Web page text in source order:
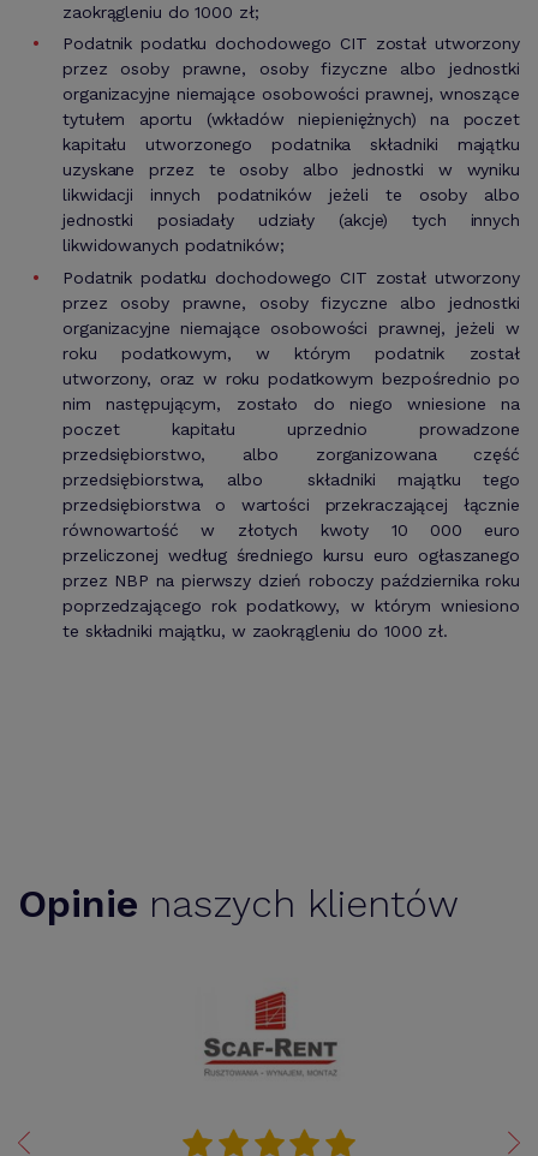
zaokrągleniu do 1000 zł;
Podatnik podatku dochodowego CIT został utworzony
przez osoby prawne, osoby fizyczne albo jednostki
organizacyjne niemające osobowości prawnej, wnoszące
tytułem aportu (wkładów niepieniężnych) na poczet
kapitału utworzonego podatnika składniki majątku
uzyskane przez te osoby albo jednostki w wyniku
likwidacji innych podatników jeżeli te osoby albo
jednostki posiadały udziały (akcje) tych innych
likwidowanych podatników;
Podatnik podatku dochodowego CIT został utworzony
przez osoby prawne, osoby fizyczne albo jednostki
organizacyjne niemające osobowości prawnej, jeżeli w
roku podatkowym, w którym podatnik został
utworzony, oraz w roku podatkowym bezpośrednio po
nim następującym, zostało do niego wniesione na
poczet kapitału uprzednio prowadzone
przedsiębiorstwo, albo zorganizowana część
przedsiębiorstwa, albo składniki majątku tego
przedsiębiorstwa o wartości przekraczającej łącznie
równowartość w złotych kwoty 10 000 euro
przeliczonej według średniego kursu euro ogłaszanego
przez NBP na pierwszy dzień roboczy października roku
poprzedzającego rok podatkowy, w którym wniesiono
te składniki majątku, w zaokrągleniu do 1000 zł.
Opinie naszych klientów